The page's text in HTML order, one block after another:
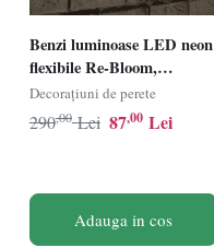
Benzi luminoase LED neon
flexibile Re-Bloom,
impermeabile IP67,
multicolor, 50 x 26 cm
Decorațiuni de perete
87,00 Lei
290,00 Lei
Adauga in cos